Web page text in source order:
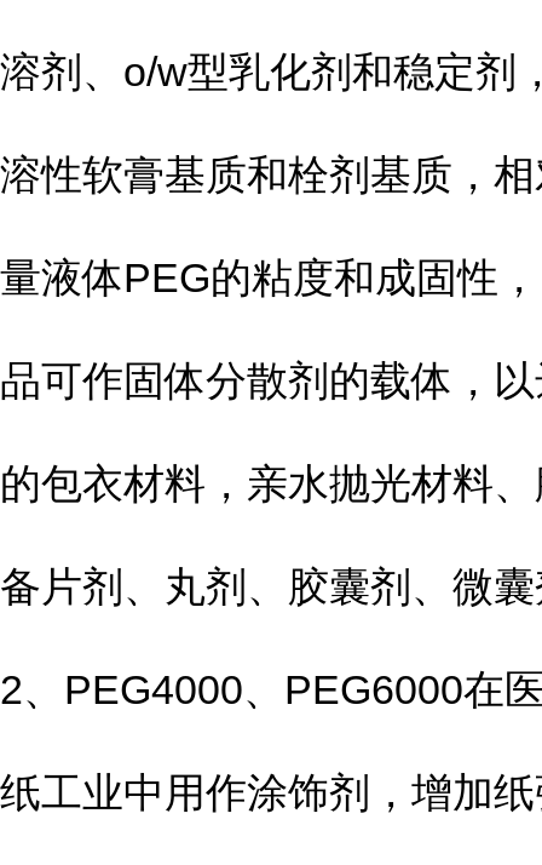
溶剂、o/w型乳化剂和稳定剂
溶性软膏基质和栓剂基质，
量液体PEG的粘度和成固性
品可作固体分散剂的载体，
的包衣材料，亲水抛光材料
备片剂、丸剂、胶囊剂、微
2、PEG4000、PEG6000在
纸工业中用作涂饰剂，增加